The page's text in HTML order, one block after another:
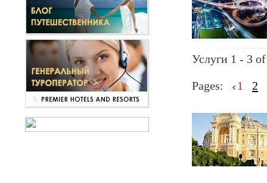
Услуги 1 - 3
Pages: 1 2